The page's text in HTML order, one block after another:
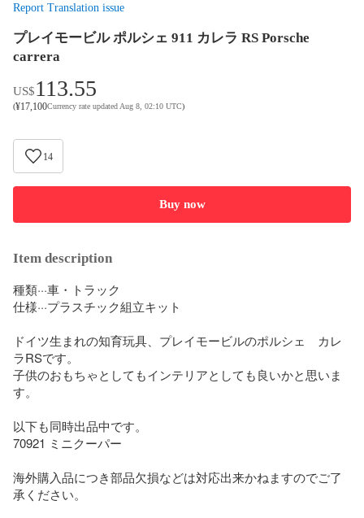
Report Translation issue
プレイモービル ポルシェ 911 カレラ RS Porsche
carrera
US$113.55
(¥17,100Currency rate updated Aug 8, 02:10 UTC)
14
Buy now
Item description
種類···車・トラック
仕様···プラスチック組立キット
ドイツ生まれの知育玩具、プレイモービルのポルシェ　カレ
ラRSです。
子供のおもちゃとしてもインテリアとしても良いかと思いま
す。
以下も同時出品中です。
70921 ミニクーパー
海外購入品につき部品欠損などは対応出来かねますのでご了
承ください。